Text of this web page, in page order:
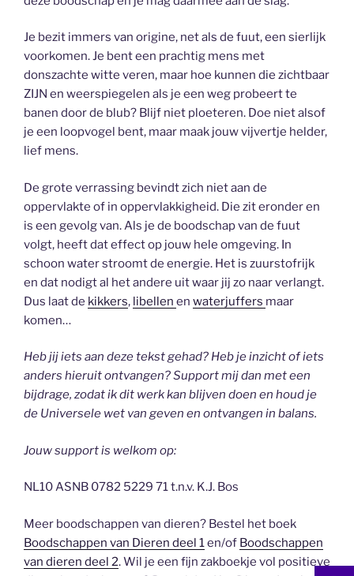
Je bezit immers van origine, net als de fuut, een sierlijk
voorkomen. Je bent een prachtig mens met
donszachte witte veren, maar hoe kunnen die zichtbaar
ZIJN en weerspiegelen als je een weg probeert te
banen door de blub? Blijf niet ploeteren. Doe niet alsof
je een loopvogel bent, maar maak jouw vijvertje helder,
lief mens.
De grote verrassing bevindt zich niet aan de
oppervlakte of in oppervlakkigheid. Die zit eronder en
is een gevolg van. Als je de boodschap van de fuut
volgt, heeft dat effect op jouw hele omgeving. In
schoon water stroomt de energie. Het is zuurstofrijk
en dat nodigt al het andere uit waar jij zo naar verlangt.
Dus laat de kikkers, libellen en waterjuffers maar
komen…
Heb jij iets aan deze tekst gehad? Heb je inzicht of iets
anders hieruit ontvangen? Support mij dan met een
bijdrage, zodat ik dit werk kan blijven doen en houd je
de Universele wet van geven en ontvangen in balans.
Jouw support is welkom op:
NL10 ASNB 0782 5229 71 t.n.v. K.J. Bos
Meer boodschappen van dieren? Bestel het boek
Boodschappen van Dieren deel 1en/of Boodschappen
van dieren deel 2. Wil je een fijn zakboekje vol positieve